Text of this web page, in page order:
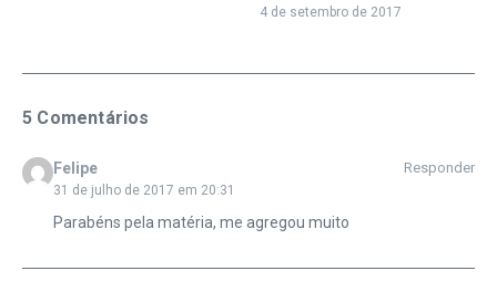
4 de setembro de 2017
5 Comentários
Felipe
31 de julho de 2017 em 20:31
Responder
Parabéns pela matéria, me agregou muito